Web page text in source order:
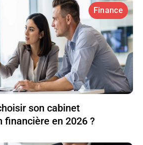
Finance
son cabinet
financière en 2026 ?